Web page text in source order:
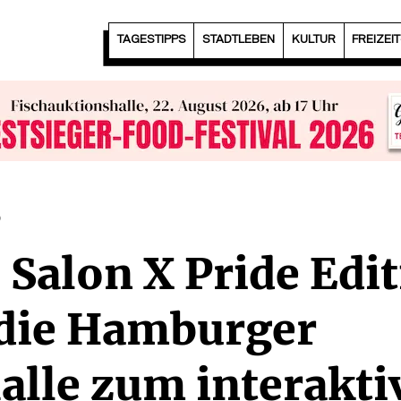
TAGESTIPPS STADTLEBEN KULTUR
Salon X Pride
Hamburger
zum